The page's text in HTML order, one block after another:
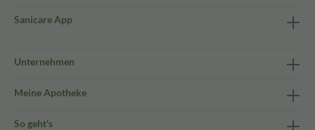
Sanicare App
Unternehmen
Meine Apotheke
So geht's